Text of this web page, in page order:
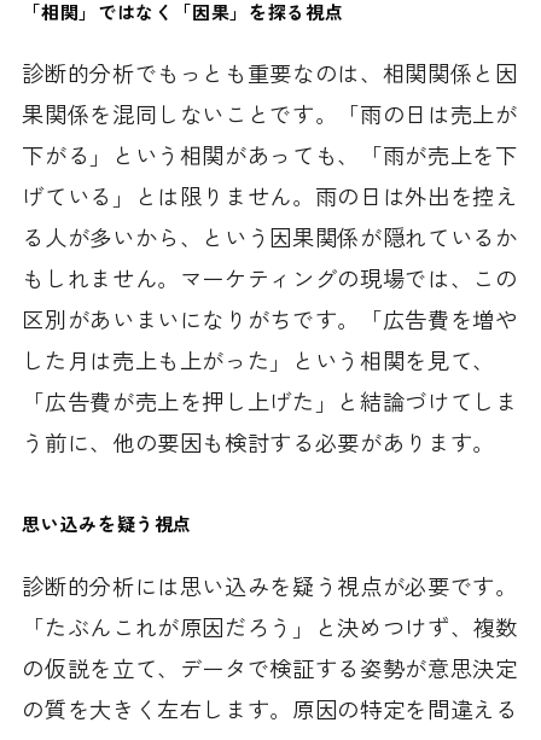
「相関」ではなく「因果」を探る視点
診断的分析でもっとも重要なのは、相関関係と因
果関係を混同しないことです。「雨の日は売上が
下がる」という相関があっても、「雨が売上を下
げている」とは限りません。雨の日は外出を控え
る人が多いから、という因果関係が隠れているか
もしれません。マーケティングの現場では、この
区別があいまいになりがちです。「広告費を増や
した月は売上も上がった」という相関を見て、
「広告費が売上を押し上げた」と結論づけてしま
う前に、他の要因も検討する必要があります。
思い込みを疑う視点
診断的分析には思い込みを疑う視点が必要です。
「たぶんこれが原因だろう」と決めつけず、複数
の仮説を立て、データで検証する姿勢が意思決定
の質を大きく左右します。原因の特定を間違える